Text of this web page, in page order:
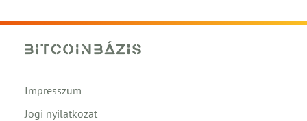
Impresszum
Jogi nyilatkozat